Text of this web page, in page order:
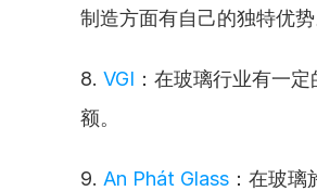
制造方面有自己的独特优势
8. VGI ：在玻璃行业有一
额。
9. An Phát Glass ：在玻